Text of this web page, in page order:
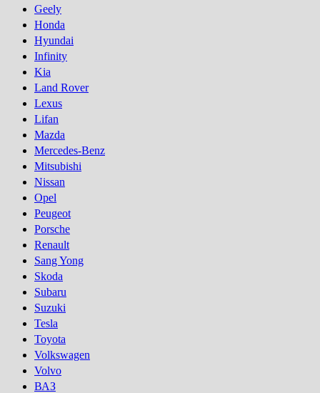
Geely
Honda
Hyundai
Infinity
Kia
Land Rover
Lexus
Lifan
Mazda
Mercedes-Benz
Mitsubishi
Nissan
Opel
Peugeot
Porsсhe
Renault
Sang Yong
Skoda
Subaru
Suzuki
Tesla
Toyota
Volkswagen
Volvo
ВАЗ